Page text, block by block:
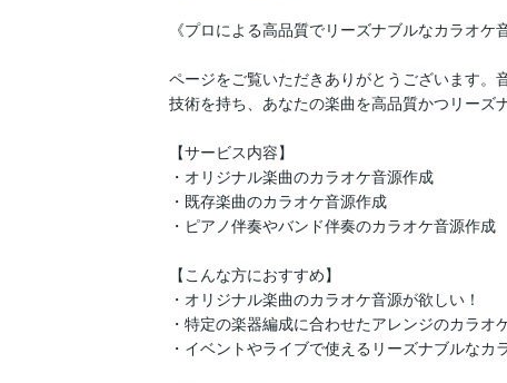
《プロによる高品質でリーズナブルなカラオケ
ページをご覧いただきありがとうございます。
技術を持ち、あなたの楽曲を高品質かつリーズ
【サービス内容】
・オリジナル楽曲のカラオケ音源作成
・既存楽曲のカラオケ音源作成
・ピアノ伴奏やバンド伴奏のカラオケ音源作成
【こんな方におすすめ】
・オリジナル楽曲のカラオケ音源が欲しい！
・特定の楽器編成に合わせたアレンジのカラオ
・イベントやライブで使えるリーズナブルなカ